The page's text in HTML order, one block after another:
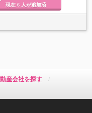
現在 6 人が追加済
産会社を探す